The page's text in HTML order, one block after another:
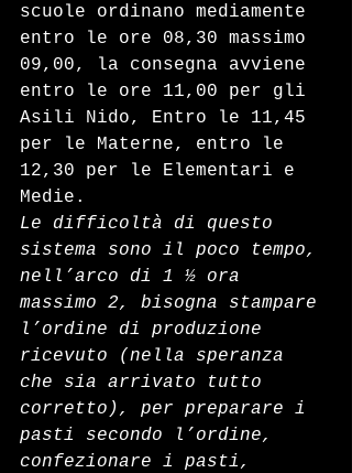
scuole ordinano mediamente
entro le ore 08,30 massimo
09,00, la consegna avviene
entro le ore 11,00 per gli
Asili Nido, Entro le 11,45
per le Materne, entro le
12,30 per le Elementari e
Medie.
Le difficoltà di questo
sistema sono il poco tempo,
nell’arco di 1 ½ ora
massimo 2, bisogna stampare
l’ordine di produzione
ricevuto (nella speranza
che sia arrivato tutto
corretto), per preparare i
pasti secondo l’ordine,
confezionare i pasti,